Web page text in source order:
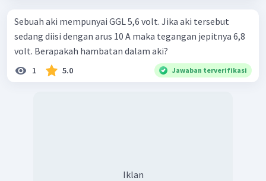
Sebuah aki mempunyai GGL 5,6 volt. Jika aki tersebut
sedang diisi dengan arus 10 A maka tegangan jepitnya 6,8
volt. Berapakah hambatan dalam aki?
1 5.0 Jawaban terverifikasi
Iklan